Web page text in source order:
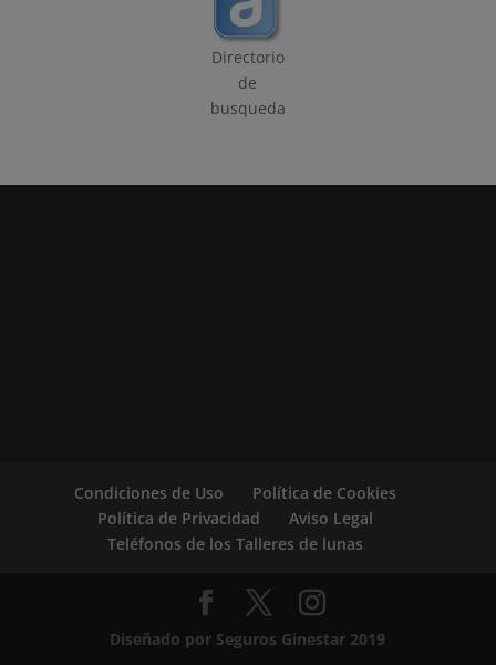
Directorio
de
busqueda
Condiciones de Uso
Política de Cookies
Política de Privacidad
Aviso Legal
Teléfonos de los Talleres de lunas
Diseñado por Seguros Ginestar 2019